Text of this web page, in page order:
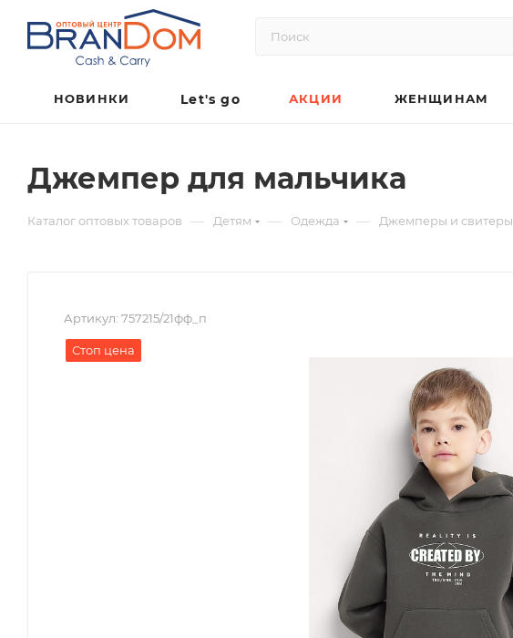
НОВИНКИ Let's go АКЦИИ ЖЕНЩИНАМ
Джемпер для мальчика
Каталог оптовых товаров — Детям — Одежда — Джемперы и свитеры
Артикул: 757215/21фф_п
Стоп цена